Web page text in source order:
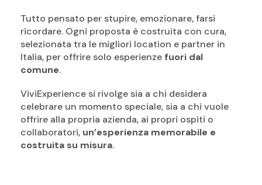
Tutto pensato per stupire, emozionare, farsi
ricordare. Ogni proposta è costruita con cura,
selezionata tra le migliori location e partner in
Italia, per offrire solo esperienze fuori dal
comune.
ViviExperience si rivolge sia a chi desidera
celebrare un momento speciale, sia a chi vuole
offrire alla propria azienda, ai propri ospiti o
collaboratori, un’esperienza memorabile e
costruita su misura.